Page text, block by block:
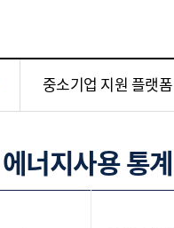
중소기업 지원 플랫폼
너지사용 통계